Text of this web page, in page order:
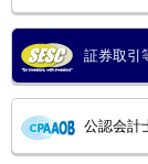
証券取引
公認会計